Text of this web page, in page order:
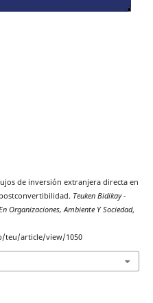
de inversión extranjera directa en
Teuken Bidikay -
Organizaciones, Ambiente Y Sociedad,
teu/article/view/1050